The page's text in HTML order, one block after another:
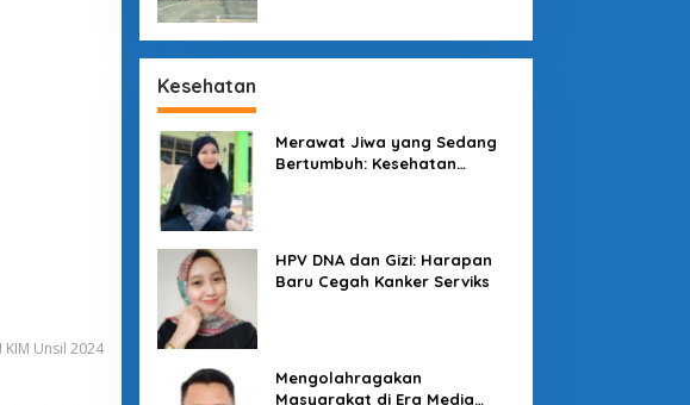
Unsil 2024
Kesehatan
Merawat Jiwa yang Sedang
Bertumbuh: Kesehatan
HPV DNA dan Gizi: Harapan
Baru Cegah Kanker Serviks
Mengolahragakan
Masyarakat di Era Media